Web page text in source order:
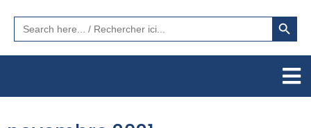
Search
for:
Search Button